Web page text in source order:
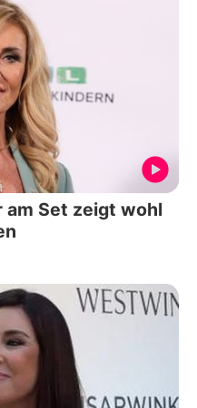
am Set zeigt wohl